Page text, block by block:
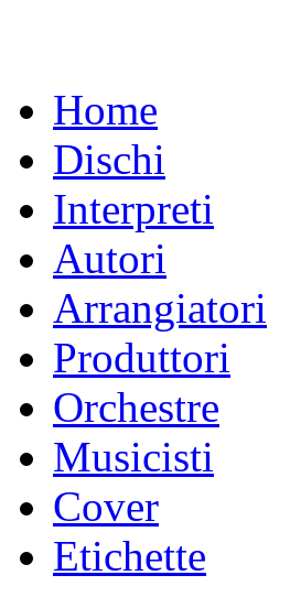
Home
Dischi
Interpreti
Autori
Arrangiatori
Produttori
Orchestre
Musicisti
Cover
Etichette